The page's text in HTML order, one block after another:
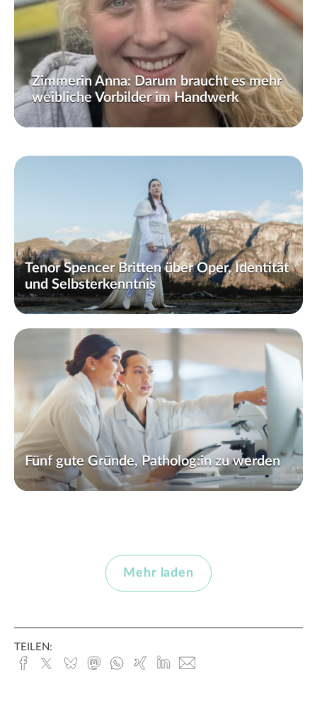
Zimmerin Anna: Darum braucht es mehr
weibliche Vorbilder im Handwerk
Tenor Spencer Britten über Oper, Identität
und Selbsterkenntnis
Fünf gute Gründe, Patholog:in zu werden
Mehr laden
TEILEN:
Facebook
x.com BlueskyMastodonWhatsapp
Xing
Linked